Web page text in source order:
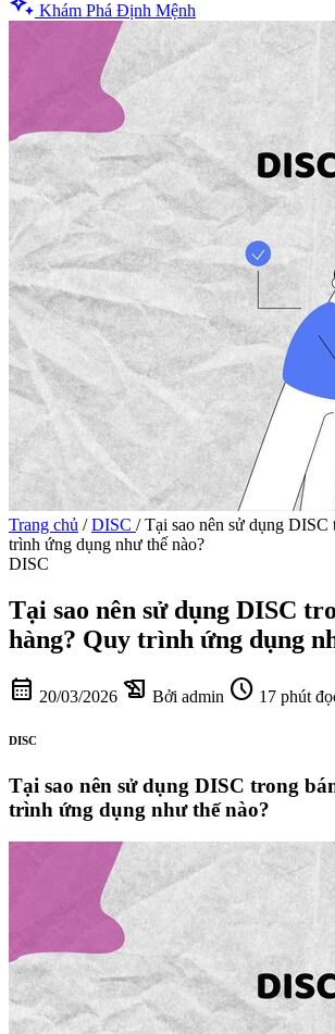
Khám Phá Định Mệnh
Trang chủ / DISC / Tại sao nên sử dụng DISC
trình ứng dụng như thế nào?
DISC
Tại sao nên sử dụng DISC
hàng? Quy trình ứng dụng
calendar_month 20/03/2026 history_edu Bởi admin schedule 17 phút
DISC
Tại sao nên sử dụng DISC trong
trình ứng dụng như thế nào?